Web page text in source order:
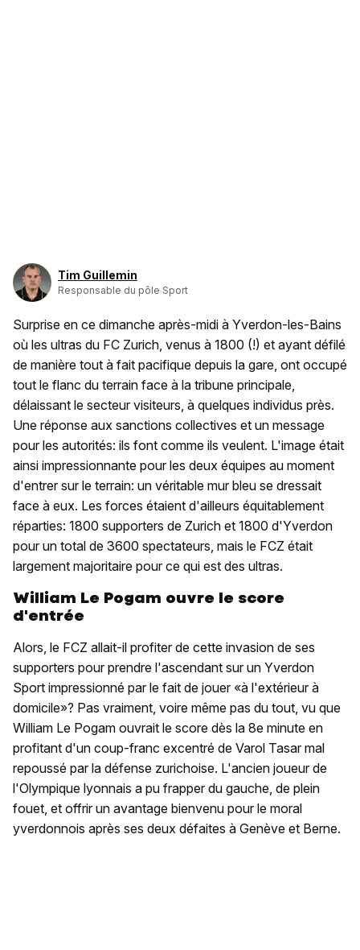
Tim Guillemin
Responsable du pôle Sport
Surprise en ce dimanche après-midi à Yverdon-les-Bains
où les ultras du FC Zurich, venus à 1800 (!) et ayant défilé
de manière tout à fait pacifique depuis la gare, ont occupé
tout le flanc du terrain face à la tribune principale,
délaissant le secteur visiteurs, à quelques individus près.
Une réponse aux sanctions collectives et un message
pour les autorités: ils font comme ils veulent. L'image était
ainsi impressionnante pour les deux équipes au moment
d'entrer sur le terrain: un véritable mur bleu se dressait
face à eux. Les forces étaient d'ailleurs équitablement
réparties: 1800 supporters de Zurich et 1800 d'Yverdon
pour un total de 3600 spectateurs, mais le FCZ était
largement majoritaire pour ce qui est des ultras.
William Le Pogam ouvre le score
d'entrée
Alors, le FCZ allait-il profiter de cette invasion de ses
supporters pour prendre l'ascendant sur un Yverdon
Sport impressionné par le fait de jouer «à l'extérieur à
domicile»? Pas vraiment, voire même pas du tout, vu que
William Le Pogam ouvrait le score dès la 8e minute en
profitant d'un coup-franc excentré de Varol Tasar mal
repoussé par la défense zurichoise. L'ancien joueur de
l'Olympique lyonnais a pu frapper du gauche, de plein
fouet, et offrir un avantage bienvenu pour le moral
yverdonnois après ses deux défaites à Genève et Berne.